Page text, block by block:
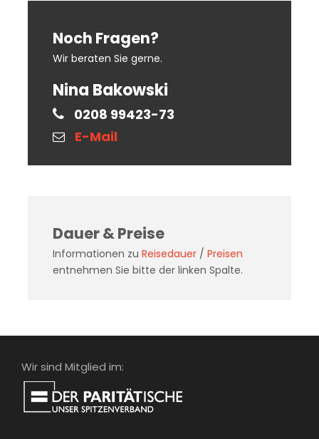
Noch Fragen?
Wir beraten Sie gerne.
Nina Bakowski
0208 99423-73
E-Mail
Dauer & Preise
Informationen zu Reisedauer / Preisen
entnehmen Sie bitte der linken Spalte.
Wir sind Mitglied im: